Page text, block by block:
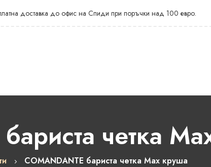
доставка до офис на Спиди при поръчки над 100 евро.
четка
COMANDANTE бариста четка Max круша